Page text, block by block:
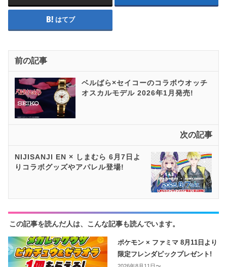
はてブ
前の記事
ベルばら×セイコーのコラボウオッチ
オスカルモデル 2026年1月発売!
次の記事
NIJISANJI EN × しまむら 6月7日よ
りコラボグッズやアパレル登場!
この記事を読んだ人は、こんな記事も読んでいます。
ポケモン × ファミマ 8月11日より
限定フレンダピックプレゼント!